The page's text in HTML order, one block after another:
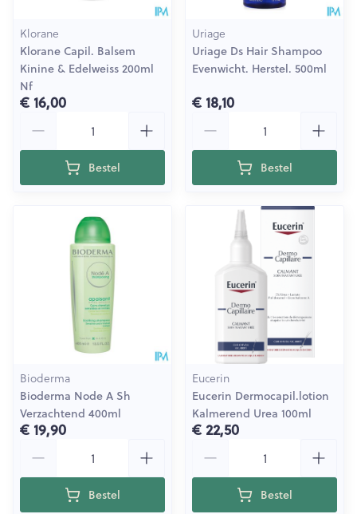
Klorane
Klorane Capil. Balsem
Kinine & Edelweiss 200ml
Nf
€ 16,00
Bestel
Uriage
Uriage Ds Hair Shampoo
Evenwicht. Herstel. 500ml
€ 18,10
Bestel
Bioderma
Bioderma Node A Sh
Verzachtend 400ml
€ 19,90
Bestel
Eucerin
Eucerin Dermocapil.lotion
Kalmerend Urea 100ml
€ 22,50
Bestel